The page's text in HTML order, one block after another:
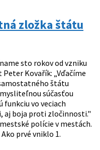
zložka štátu
sto rokov od vzniku
Kovařík: „Vďačíme
štátu
súčasťou
vo veciach
aj boja proti zločinnosti."
polície v mestách.
prvé vniklo 1.